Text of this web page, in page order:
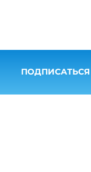
ПОДПИСАТЬСЯ